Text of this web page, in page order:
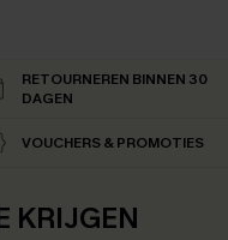
RETOURNEREN BINNEN 30
DAGEN
VOUCHERS & PROMOTIES
KRIJGEN